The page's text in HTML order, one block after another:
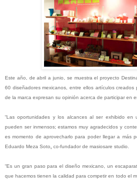
Este año, de abril a junio, se muestra el proyecto
60 diseñadores mexicanos, entre ellos artículos
de la marca expresan su opinión acerca de participar en
“Las oportunidades y los alcances al ser exhibido en
pueden ser inmensos; estamos muy agradecidos y
es momento de aprovecharlo para poder llegar a más
Eduardo Meza Soto
co-fundador de masiosare studio.
“Es un gran paso para el diseño mexicano, un
que hacemos tienen la calidad para competir en todo el